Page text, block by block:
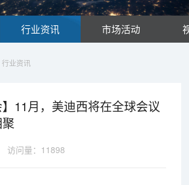
行业资讯 市场活动
行业资讯
】11月，美迪西将在全球会议
访问量： 11898